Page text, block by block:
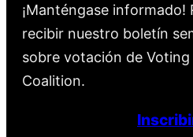
¡Manténgase informado!
recibir nuestro boletín
sobre votación de
Coalition.